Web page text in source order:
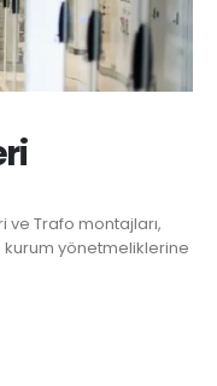
Trafo montajları,
yönetmeliklerine